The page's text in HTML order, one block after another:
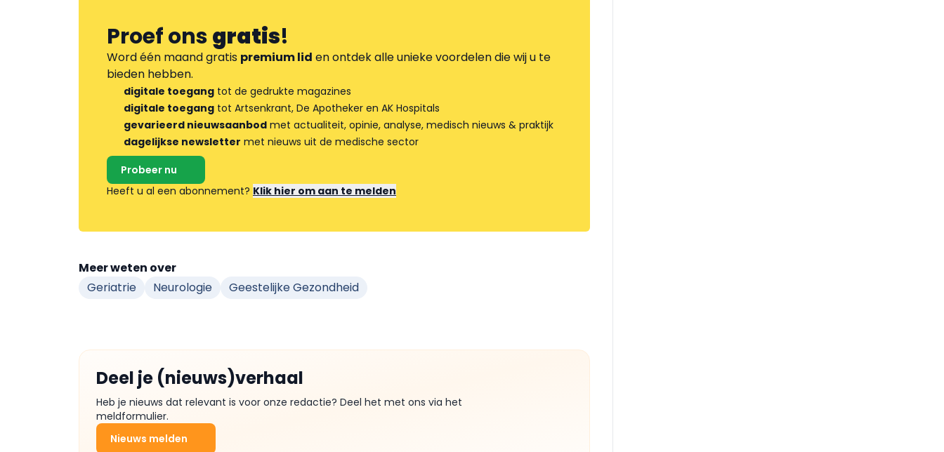
Proef onsgratis!
Word één maand gratis premium lid en ontdek alle unieke voordelen die wij u te
bieden hebben.
digitale toegang tot de gedrukte magazines
digitale toegang tot Artsenkrant, De Apotheker en AK Hospitals
gevarieerd nieuwsaanbod met actualiteit, opinie, analyse, medisch nieuws & praktijk
dagelijkse newsletter met nieuws uit de medische sector
Probeer nu
Heeft u al een abonnement? Klik hier om aan te melden
Meer weten over
Geriatrie
Neurologie Geestelijke Gezondheid
Deel je (nieuws)verhaal
Heb je nieuws dat relevant is voor onze redactie? Deel het met ons via het
meldformulier.
Nieuws melden